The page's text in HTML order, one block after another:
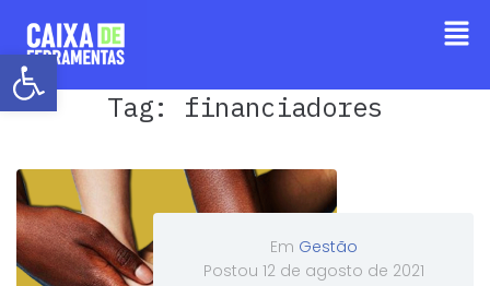
Barra de Ferramentas Aberta
Tag: financiadores
Em Gestão
Postou 12 de agosto de 2021